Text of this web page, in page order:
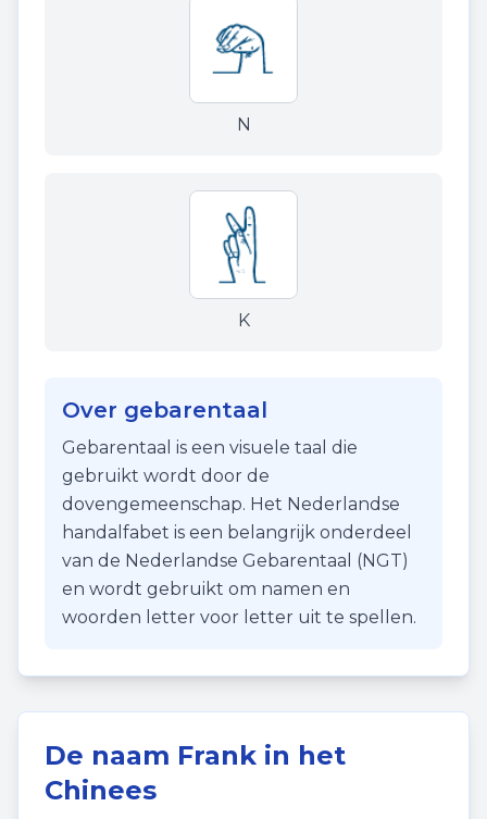
N
K
Over gebarentaal
Gebarentaal is een visuele taal die
gebruikt wordt door de
dovengemeenschap. Het Nederlandse
handalfabet is een belangrijk onderdeel
van de Nederlandse Gebarentaal (NGT)
en wordt gebruikt om namen en
woorden letter voor letter uit te spellen.
De naam Frank in het
Chinees